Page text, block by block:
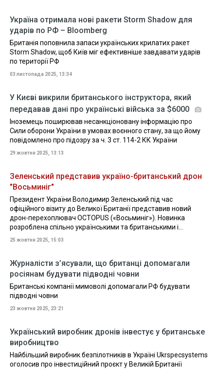
Україна отримала нові ракети Storm Shadow для
ударів по РФ – Bloomberg
Британія поповнила запаси українських крилатих ракет
Storm Shadow, щоб Київ міг ефективніше завдавати ударів
по території РФ
03 листопада 2025, 13:34
У Києві викрили британського інструктора, який
передавав дані про українські війська за $6000
Іноземець поширював несанкціоновану інформацію про
Сили оборони України в умовах воєнного стану, за що йому
повідомлено про підозру за ч. 3 ст. 114-2 КК України
29 жовтня 2025, 13:13
Зеленський представив україно-британський дрон
"Восьминіг"
Президент України Володимир Зеленський під час
офіційного візиту до Великої Британії представив новий
дрон-перехоплювач OCTOPUS («Восьминіг»). Новинка
розроблена спільно українськими та британськими і...
25 жовтня 2025, 15:03
Журналісти з’ясували, що британці допомагали
росіянам будувати підводні човни
Британські компанії мимоволі допомагали РФ будувати
підводні човни
23 жовтня 2025, 23:21
Український виробник дронів інвестує у британське
виробництво
Найбільший виробник безпілотників в Україні Ukrspecsystems
оголосив про інвестиційний проєкт у Великій Британії